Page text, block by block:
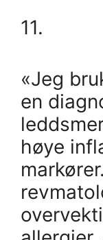
11.
«Jeg
en
høye